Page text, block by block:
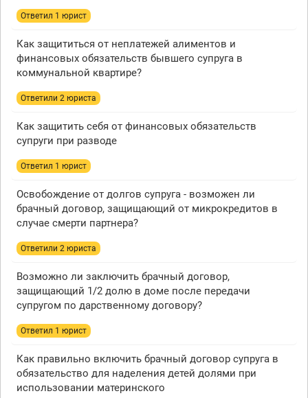
Ответил 1 юрист
Как защититься от неплатежей алиментов и
финансовых обязательств бывшего супруга в
коммунальной квартире?
Ответили 2 юристa
Как защитить себя от финансовых обязательств
супруги при разводе
Ответил 1 юрист
Освобождение от долгов супруга - возможен ли
брачный договор, защищающий от микрокредитов в
случае смерти партнера?
Ответили 2 юристa
Возможно ли заключить брачный договор,
защищающий 1/2 долю в доме после передачи
супругом по дарственному договору?
Ответил 1 юрист
Как правильно включить брачный договор супруга в
обязательство для наделения детей долями при
использовании материнского